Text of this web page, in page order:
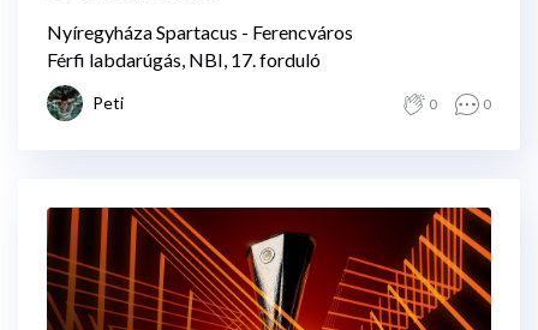
Nyíregyháza Spartacus - Ferencváros
Férfi labdarúgás, NBI, 17. forduló
Peti 0 0